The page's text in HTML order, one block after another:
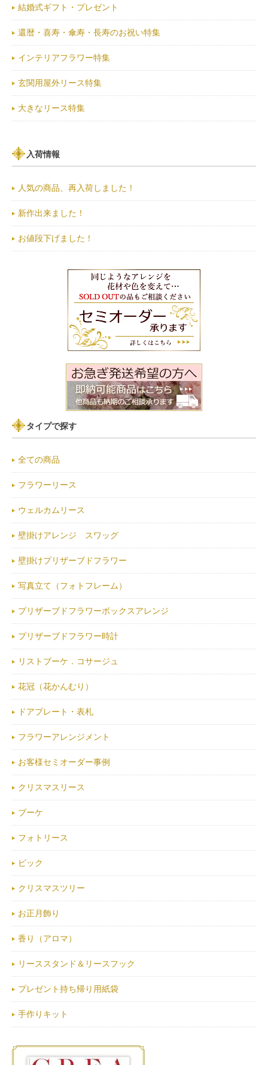
結婚式ギフト・プレゼント
還暦・喜寿・傘寿・長寿のお祝い特集
インテリアフラワー特集
玄関用屋外リース特集
大きなリース特集
入荷情報
人気の商品、再入荷しました！
新作出来ました！
お値段下げました！
タイプで探す
全ての商品
フラワーリース
ウェルカムリース
壁掛けアレンジ スワッグ
壁掛けプリザーブドフラワー
写真立て（フォトフレーム）
プリザーブドフラワーボックスアレンジ
プリザーブドフラワー時計
リストブーケ．コサージュ
花冠（花かんむり）
ドアプレート・表札
フラワーアレンジメント
お客様セミオーダー事例
クリスマスリース
ブーケ
フォトリース
ピック
クリスマスツリー
お正月飾り
香り（アロマ）
リーススタンド＆リースフック
プレゼント持ち帰り用紙袋
手作りキット